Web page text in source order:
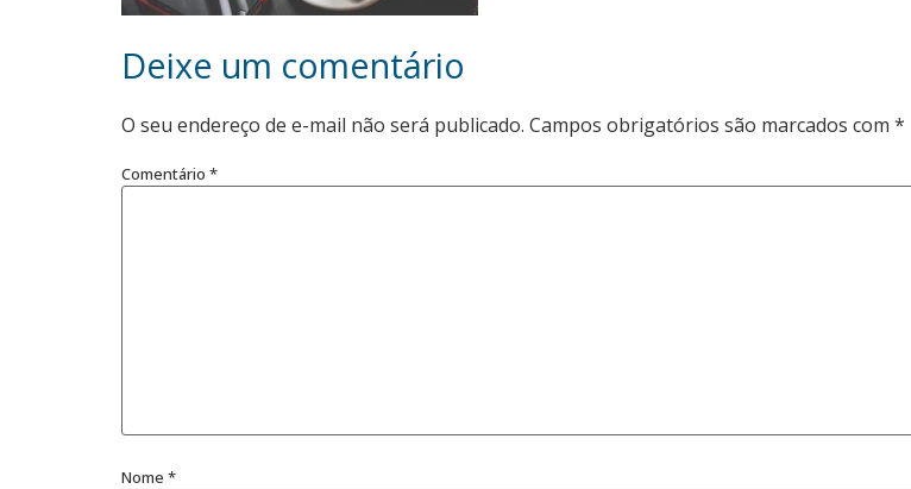
Deixe um comentário
O seu endereço de e-mail não será publicado. Campos obrigatórios são marcados com *
Comentário *
Nome *